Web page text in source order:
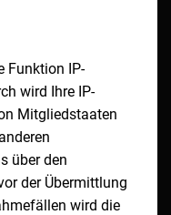
Funktion IP-
wird Ihre IP-
Mitgliedstaaten
über den
der Übermittlung
wird die